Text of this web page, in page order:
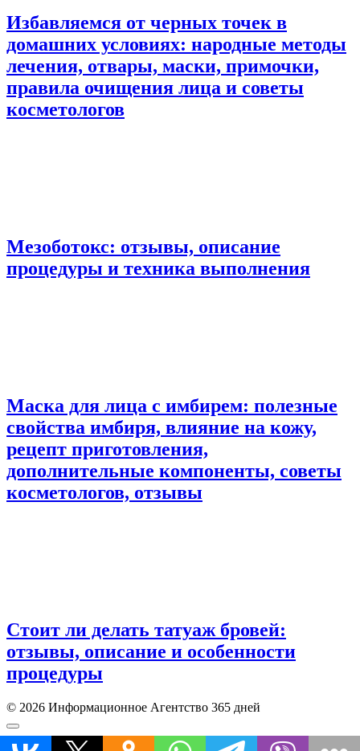
Избавляемся от черных точек в
домашних условиях: народные методы
лечения, отвары, маски, примочки,
правила очищения лица и советы
косметологов
Мезоботокс: отзывы, описание
процедуры и техника выполнения
Маска для лица с имбирем: полезные
свойства имбиря, влияние на кожу,
рецепт приготовления,
дополнительные компоненты, советы
косметологов, отзывы
Стоит ли делать татуаж бровей:
отзывы, описание и особенности
процедуры
© 2026 Информационное Агентство 365 дней